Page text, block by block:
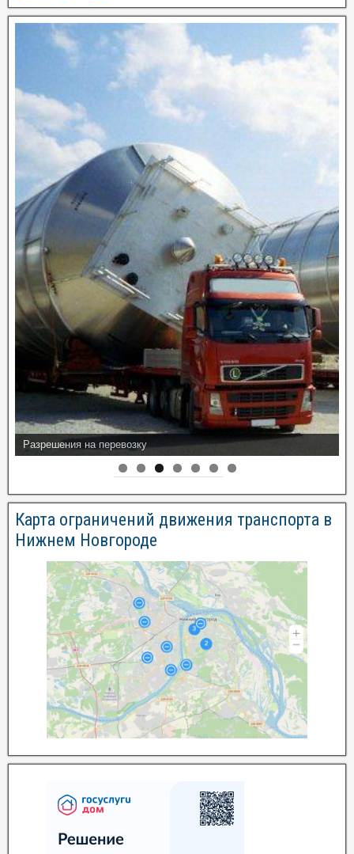
Разрешения на перевозку
Карта ограничений движения транспорта в
Нижнем Новгороде